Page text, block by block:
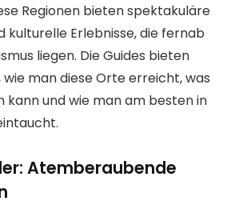
Regionen bieten spektakuläre
kulturelle Erlebnisse, die fernab
liegen. Die Guides bieten
man diese Orte erreicht, was
und wie man am besten in
Atemberaubende